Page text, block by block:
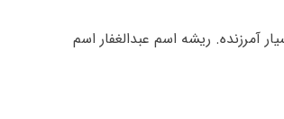
آمرزنده. ریشه اسم عبدالغفار اسم